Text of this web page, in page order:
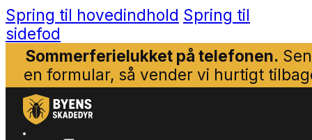
Spring til hovedindhold Spring til
sidefod
Sommerferielukket på telefonen.
en formular, så vender vi hurtigt